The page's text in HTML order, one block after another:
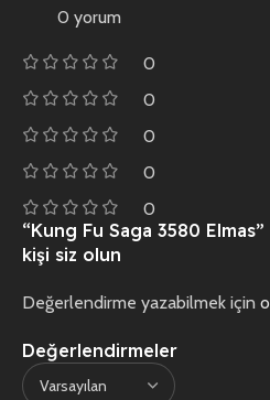
0 yorum
0
0
0
0
0
Değerlendirmeler
“Kung Fu Saga 3580
kişi siz olun
Değerlendirme yazabilmek için